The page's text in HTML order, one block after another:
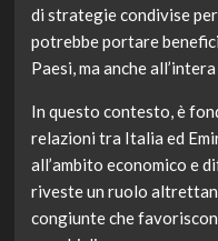
di strategie condivise
potrebbe portare
Paesi, ma anche
In questo contesto, è
relazioni tra Italia ed
all’ambito economico e
riveste un ruolo
congiunte che